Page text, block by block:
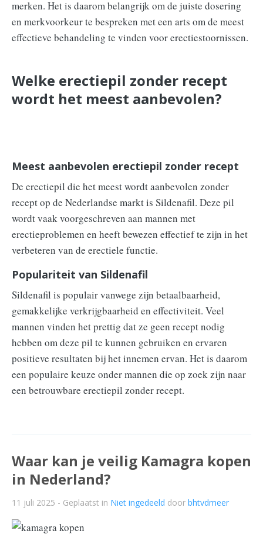
merken. Het is daarom belangrijk om de juiste dosering
en merkvoorkeur te bespreken met een arts om de meest
effectieve behandeling te vinden voor erectiestoornissen.
Welke erectiepil zonder recept
wordt het meest aanbevolen?
Meest aanbevolen erectiepil zonder recept
De erectiepil die het meest wordt aanbevolen zonder
recept op de Nederlandse markt is Sildenafil. Deze pil
wordt vaak voorgeschreven aan mannen met
erectieproblemen en heeft bewezen effectief te zijn in het
verbeteren van de erectiele functie.
Populariteit van Sildenafil
Sildenafil is populair vanwege zijn betaalbaarheid,
gemakkelijke verkrijgbaarheid en effectiviteit. Veel
mannen vinden het prettig dat ze geen recept nodig
hebben om deze pil te kunnen gebruiken en ervaren
positieve resultaten bij het innemen ervan. Het is daarom
een populaire keuze onder mannen die op zoek zijn naar
een betrouwbare erectiepil zonder recept.
Waar kan je veilig Kamagra kopen
in Nederland?
11 juli 2025 - Geplaatst in Niet ingedeeld door bhtvdmeer